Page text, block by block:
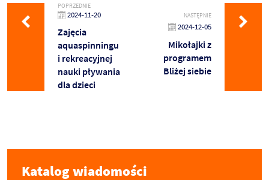
POPRZEDNIE
2024-11-20
Zajęcia
aquaspinningu
i rekreacyjnej
nauki pływania
dla dzieci
NASTĘPNIE
2024-12-05
Mikołajki z
programem
Bliżej siebie
Katalog wiadomości